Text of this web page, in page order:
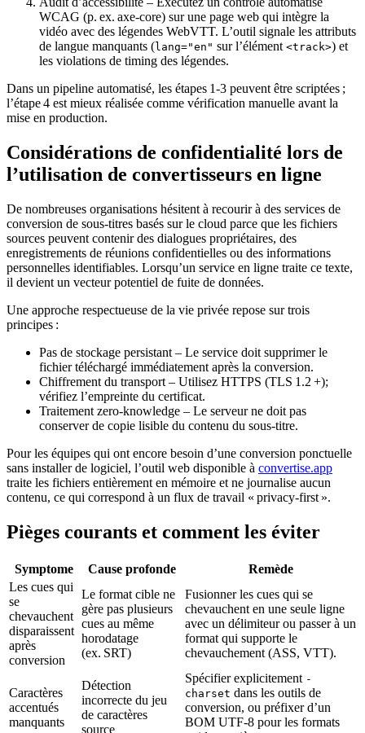
WCAG (p. ex. axe‑core) sur une page web qui intègre la
vidéo avec des légendes WebVTT. L’outil signale les attributs
de langue manquants (lang="en" sur l’élément <track>) et
les violations de timing des légendes.
Dans un pipeline automatisé, les étapes 1‑3 peuvent être scriptées ;
l’étape 4 est mieux réalisée comme vérification manuelle avant la
mise en production.
Considérations de confidentialité lors de
l’utilisation de convertisseurs en ligne
De nombreuses organisations hésitent à recourir à des services de
conversion de sous‑titres basés sur le cloud parce que les fichiers
sources peuvent contenirdes dialogues propriétaires, des
enregistrements de réunions confidentielles ou des informations
personnelles identifiables. Lorsqu’un service en ligne traite ce texte,
il devient un vecteur potentiel de fuite de données.
Une approche respectueuse de la vie privée repose sur trois
principes :
Pas de stockage persistant – Le service doit supprimer le
fichier téléchargé immédiatement après la conversion.
Chiffrement du transport – Utilisez HTTPS (TLS 1.2 +);
vérifiez l’empreinte du certificat.
Traitement zero‑knowledge – Le serveur ne doit pas
conserver de copie lisible du contenu du sous‑titre.
Pour les équipes qui ont encore besoin d’une conversion ponctuelle
sans installer de logiciel, l’outil web disponible à convertise.app
traite les fichiers entièrement en mémoire et ne journalise aucun
contenu, ce qui correspond à un flux de travail « privacy‑first ».
Pièges courants et comment les éviter
Symptom​e Cause profonde
Remède
Les cues qui
se
chevauchent
disparaissent
après
conversion
Le format cible ne
gère pas plusieurs
cues au même
horodatage
(ex. SRT)
Fusionner les cues qui se
chevauchent en une seule ligne
avec un délimiteur ou passer à un
format qui supporte le
chevauchement (ASS, VTT).
Caractères
accentués
manquants
Détection
incorrecte du jeu
de caractères
source
Spécifier explicitement -
charset dans les outils de
conversion, ou préfixer d’un
BOM UTF‑8 pour les formats